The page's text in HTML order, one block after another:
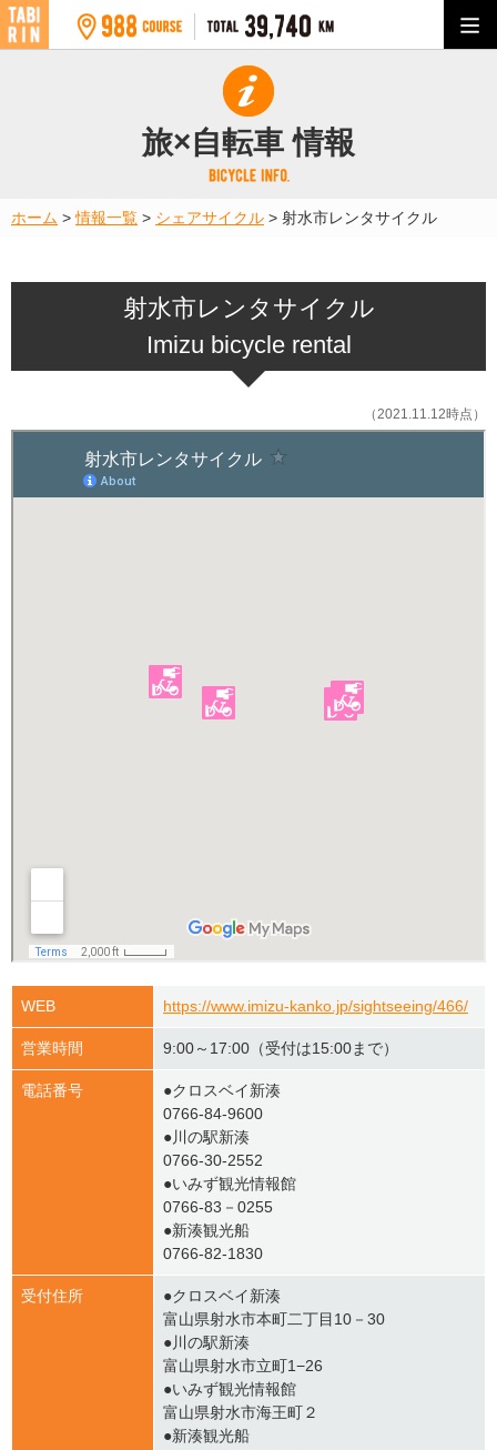
旅×自転車 情報
ホーム >情報一覧 > シェアサイクル > 射水市レンタサイクル
射水市レンタサイクル
Imizu bicycle rental
（2021.11.12時点）
WEB https://www.imizu-kanko.jp/sightseeing/466/
営業時間 9:00～17:00（受付は15:00まで）
電話番号
●クロスベイ新湊
0766-84-9600
●川の駅新湊
0766-30-2552
●いみず観光情報館
0766-83－0255
●新湊観光船
0766-82-1830
受付住所
●クロスベイ新湊
富山県射水市本町二丁目10－30
●川の駅新湊
富山県射水市立町1−26
●いみず観光情報館
富山県射水市海王町２
●新湊観光船